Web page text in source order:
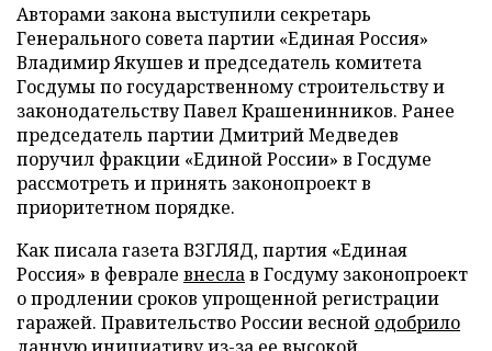
Авторами закона выступили секретарь
Генерального совета партии «Единая Россия»
Владимир Якушев и председатель комитета
Госдумы по государственному строительству и
законодательству Павел Крашенинников. Ранее
председатель партии Дмитрий Медведев
поручил фракции «Единой России» в Госдуме
рассмотреть и принять законопроект в
приоритетном порядке.
Как писала газета ВЗГЛЯД, партия «Единая
Россия» в феврале внеслав Госдуму законопроект
о продлении сроков упрощенной регистрации
гаражей. Правительство России весной одобрило